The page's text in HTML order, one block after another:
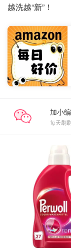
越洗越“新”！
加小
每天刷